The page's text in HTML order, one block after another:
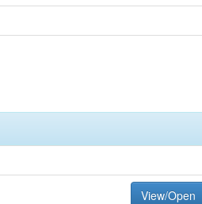
View/Open